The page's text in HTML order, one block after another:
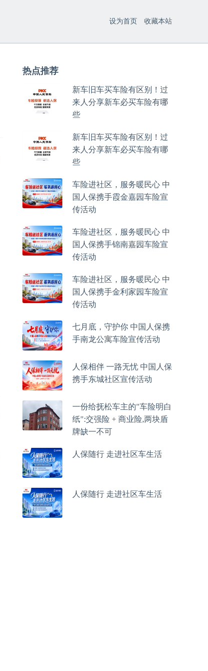
设为首页 收藏本站
热点推荐
新车旧车买车险有区别！过
来人分享新车必买车险有哪
些
新车旧车买车险有区别！过
来人分享新车必买车险有哪
些
车险进社区，服务暖民心 中
国人保携手霞金嘉园车险宣
传活动
车险进社区，服务暖民心 中
国人保携手锦南嘉园车险宣
传活动
车险进社区，服务暖民心 中
国人保携手金利家园车险宣
传活动
七月底，守护你 中国人保携
手南龙公寓车险宣传活动
人保相伴 一路无忧 中国人保
携手东城社区宣传活动
一份给抚松车主的"车险明白
纸":交强险 + 商业险,两块盾
牌缺一不可
人保随行 走进社区车生活
人保随行 走进社区车生活